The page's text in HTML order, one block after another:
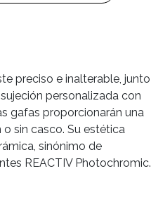
preciso e inalterable, junto
personalizada con
gafas proporcionarán una
sin casco. Su estética
sinónimo de
REACTIV Photochromic.